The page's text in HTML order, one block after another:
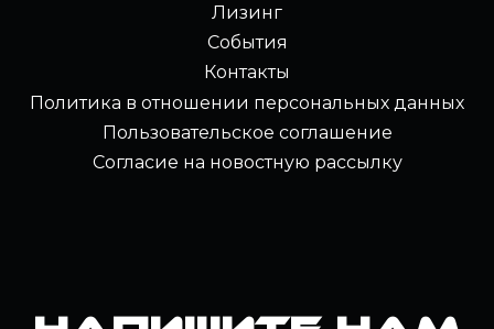
Лизинг
События
Контакты
Политика в отношении персональных данных
Пользовательское соглашение
Согласие на новостную рассылку